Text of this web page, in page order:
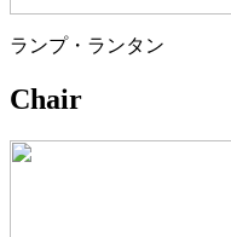
ランプ・ランタン
Chair